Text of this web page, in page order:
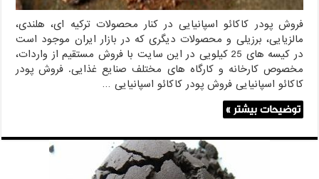
فروش پودر کاکائو اسپانیایی در کنار محصولات ترکیه ای، هلندی،
مالزیایی، برزیلی و محصولات دیگری که در بازار ایران موجود است
در کیسه های 25 کیلویی در این سایت با فروش مستقیم از واردات،
مخصوص کارخانه و کارگاه های مختلف صنایع غذایی. فروش پودر
کاکائو اسپانیایی فروش پودر کاکائو اسپانیایی …
توضیحات بیشتر »